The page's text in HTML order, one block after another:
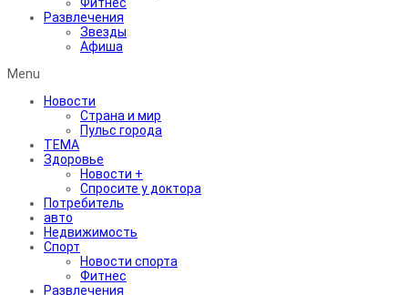
Развлечения
Звезды
Афиша
Menu
Новости
Страна и мир
Пульс города
ТЕМА
Здоровье
Новости +
Спросите у доктора
Потребитель
авто
Недвижимость
Спорт
Новости спорта
Фитнес
Развлечения